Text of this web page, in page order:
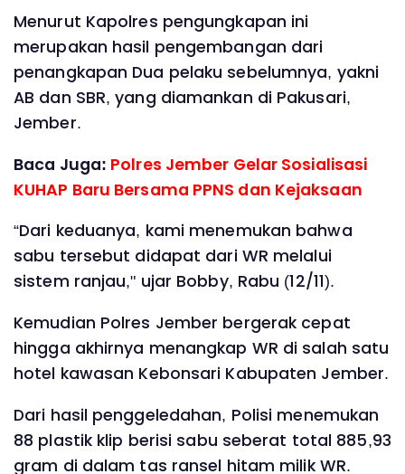
Menurut Kapolres pengungkapan ini
merupakan hasil pengembangan dari
penangkapan Dua pelaku sebelumnya, yakni
AB dan SBR, yang diamankan di Pakusari,
Jember.
Baca Juga: Polres Jember Gelar Sosialisasi
KUHAP Baru Bersama PPNS dan Kejaksaan
“Dari keduanya, kami menemukan bahwa
sabu tersebut didapat dari WR melalui
sistem ranjau," ujar Bobby, Rabu (12/11).
Kemudian Polres Jember bergerak cepat
hingga akhirnya menangkap WR di salah satu
hotel kawasan Kebonsari Kabupaten Jember.
Dari hasil penggeledahan, Polisi menemukan
88 plastik klip berisi sabu seberat total 885,93
gram di dalam tas ransel hitam milik WR.